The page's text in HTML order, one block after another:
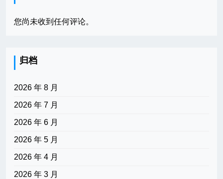
您尚未收到任何评论。
归档
2026 年 8 月
2026 年 7 月
2026 年 6 月
2026 年 5 月
2026 年 4 月
2026 年 3 月